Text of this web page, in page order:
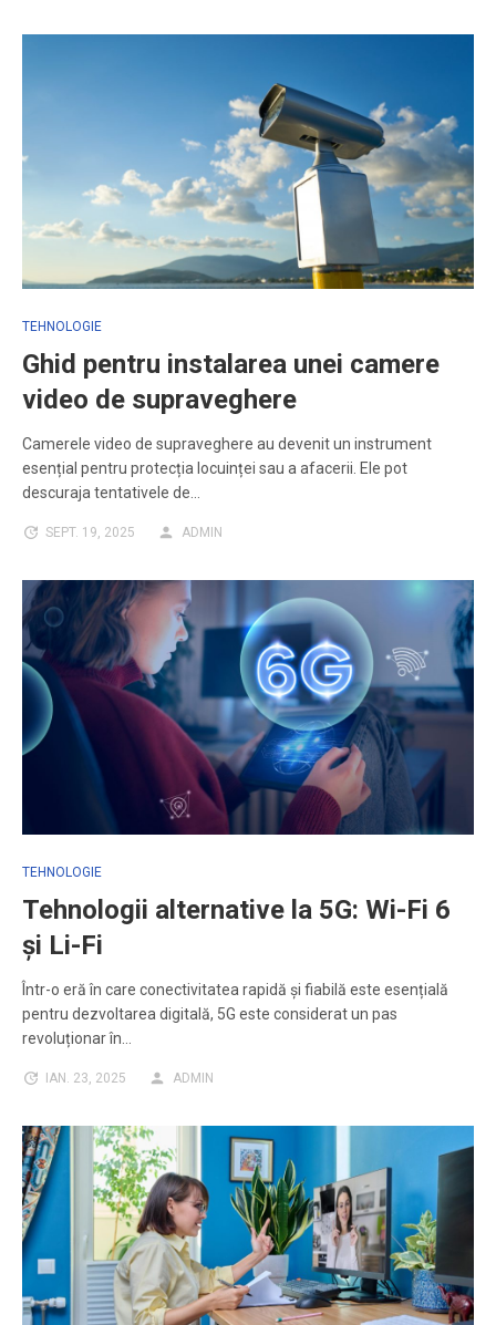
TEHNOLOGIE
Ghid pentru instalarea unei camere
video de supraveghere
Camerele video de supraveghere au devenit un instrument
esențial pentru protecția locuinței sau a afacerii. Ele pot
descuraja tentativele de…
SEPT. 19, 2025 ADMIN
TEHNOLOGIE
Tehnologii alternative la 5G: Wi-Fi 6
și Li-Fi
Într-o eră în care conectivitatea rapidă și fiabilă este esențială
pentru dezvoltarea digitală, 5G este considerat un pas
revoluționar în…
IAN. 23, 2025 ADMIN